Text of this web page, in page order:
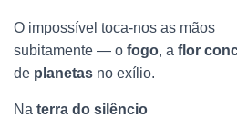
O impossível toca-nos as mãos
subitamente — o fogo, a flor
de planetas no exílio.
Na terra do silêncio